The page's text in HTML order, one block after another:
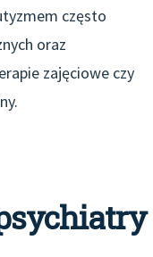
często
oraz
zajęciowe czy